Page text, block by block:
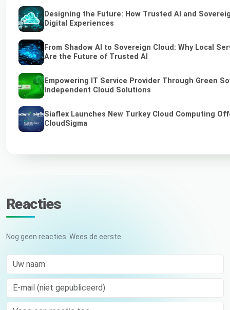
Designing the Future: How Trusted AI and
Digital Experiences
From Shadow AI to Sovereign Cloud: Why Local
Are the Future of Trusted AI
Empowering IT Service Provider Through Green
Independent Cloud Solutions
Siaflex Launches New Turkey Cloud Computing
CloudSigma
Reacties
Nog geen reacties. Wees de eerste.
Uw naam
E-mail (niet gepubliceerd)
Comment